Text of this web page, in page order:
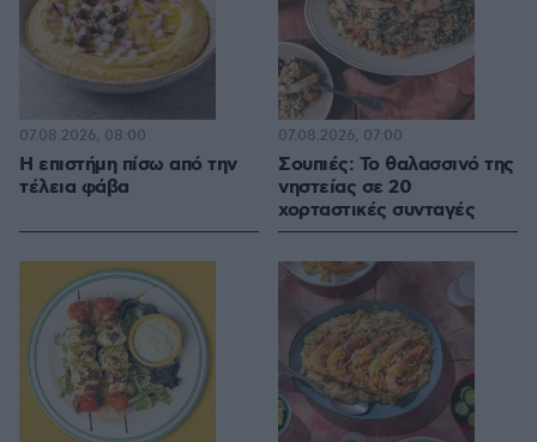
Η επιστήμη πίσω από την
τέλεια φάβα
07.08.2026, 08:00
Σουπιές: Το θαλασσινό της
νηστείας σε 20
χορταστικές συνταγές
07.08.2026, 07:00